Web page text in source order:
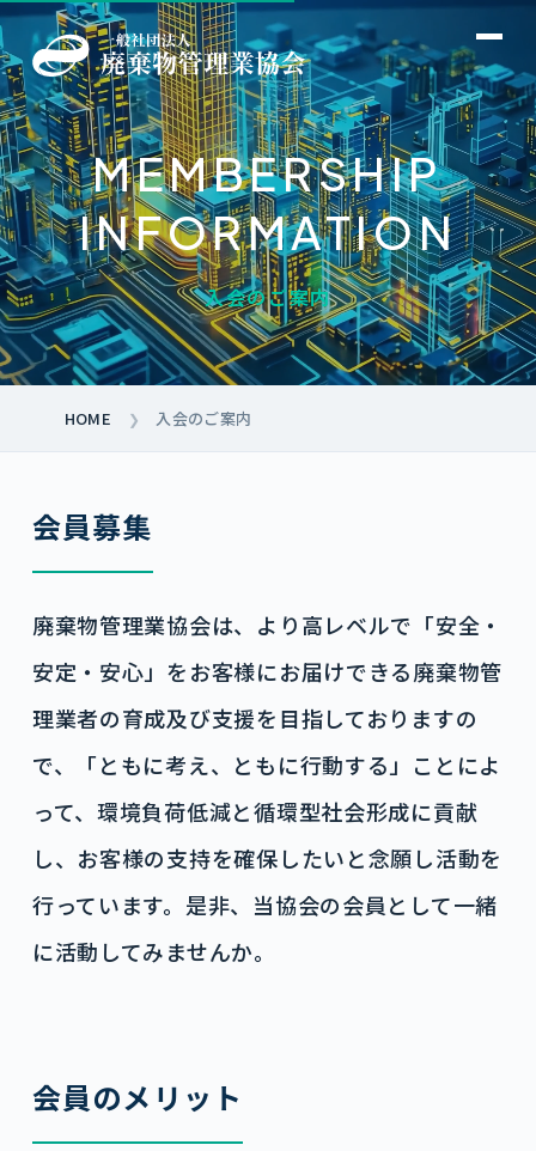
→
→
→
→
→
→
→
→
MEMBERSHIP
INFORMATION
入会のご案内
HOME ❯ 入会のご案内
会員募集
廃棄物管理業協会は、より高レベルで「安全・
安定・安心」をお客様にお届けできる廃棄物管
理業者の育成及び支援を目指しておりますの
で、「ともに考え、ともに行動する」ことによ
って、環境負荷低減と循環型社会形成に貢献
し、お客様の支持を確保したいと念願し活動を
行っています。是非、当協会の会員として一緒
に活動してみませんか。
会員のメリット